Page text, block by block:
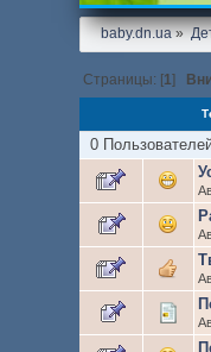
baby.dn.ua»
Страницы: [1]
0